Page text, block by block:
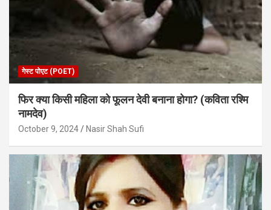
गेस्ट पोएट (POET)
फिर क्या किसी महिला को फूलन देवी बनाना होगा? (कविता रश्मि
नामदेव)
October 9, 2024 Nasir Shah Sufi